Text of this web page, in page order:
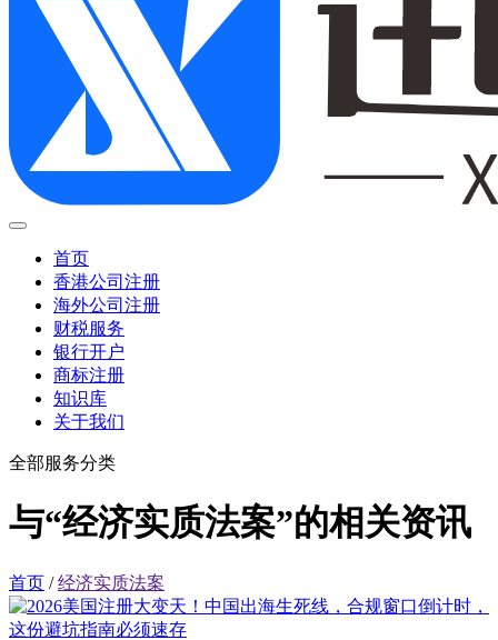
首页
香港公司注册
海外公司注册
财税服务
银行开户
商标注册
知识库
关于我们
全部服务分类
与“经济实质法案”的相关资讯
首页 /经济实质法案